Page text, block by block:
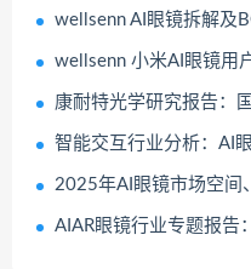
wellsenn AI眼镜拆解及
wellsenn 小米AI眼镜用
康耐特光学研究报告：国内镜
智能交互行业分析：AI
2025年AI眼镜市场空间、
AIAR眼镜行业专题报告：